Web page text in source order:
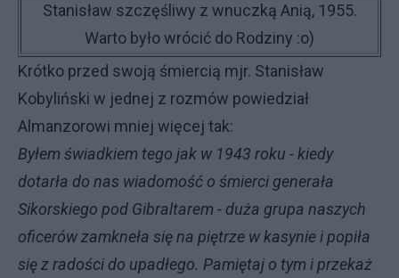
Stanisław szczęśliwy z wnuczką Anią, 1955.
Warto było wrócić do Rodziny :o)
Krótko przed swoją śmiercią mjr. Stanisław
Kobyliński w jednej z rozmów powie­dział
Almanzorowi mniej więcej tak:
Byłem świadkiem tego jak w 1943 roku - kiedy
dotarła do nas wiadomość o śmier­ci generała
Sikorskiego pod Gibraltarem - duża grupa naszych
oficerów zamkneła się na piętrze w kasynie i popiła
się z radości do upadłego. Pamiętaj o tym i przekaż